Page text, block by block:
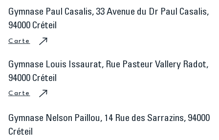
Gymnase Paul Casalis, 33 Avenue du Dr Paul Casalis,
94000 Créteil
Gymnase Louis Issaurat, Rue Pasteur Vallery Radot,
94000 Créteil
Gymnase Nelson Paillou, 14 Rue des Sarrazins, 94000
Créteil
Carte
Carte